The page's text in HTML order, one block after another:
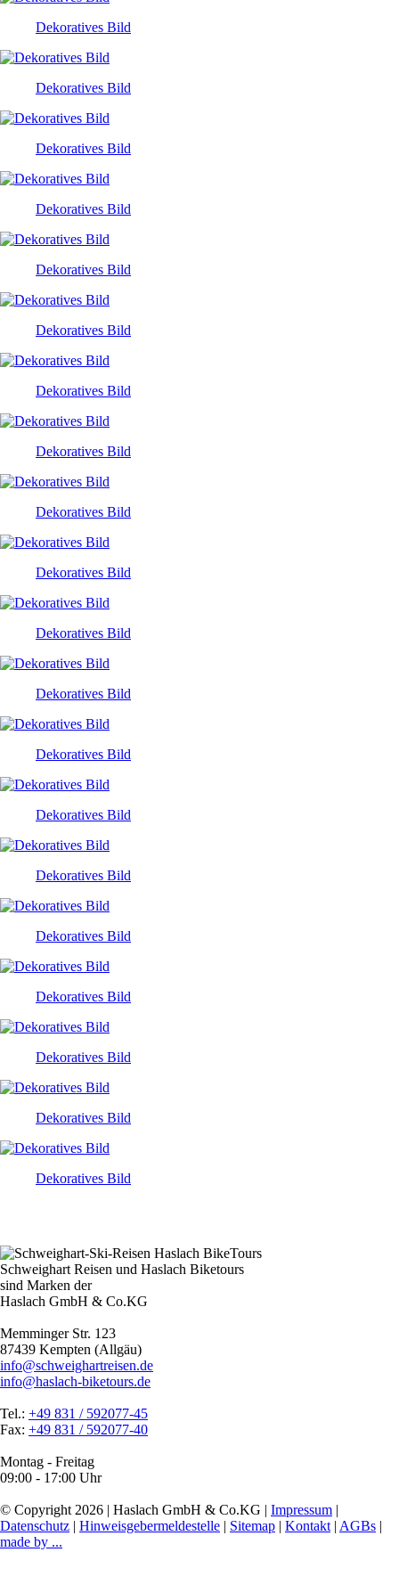
Dekoratives Bild
Dekoratives Bild
Dekoratives Bild
Dekoratives Bild
Dekoratives Bild
Dekoratives Bild
Dekoratives Bild
Dekoratives Bild
Dekoratives Bild
Dekoratives Bild
Dekoratives Bild
Dekoratives Bild
Dekoratives Bild
Dekoratives Bild
Dekoratives Bild
Dekoratives Bild
Dekoratives Bild
Dekoratives Bild
Dekoratives Bild
Dekoratives Bild
Schweighart Reisen und Haslach Biketours
sind Marken der
Haslach GmbH & Co.KG
Memminger Str. 123
87439 Kempten (Allgäu)
info@schweighartreisen.de
info@haslach-biketours.de
Tel.: +49 831 / 592077-45
Fax: +49 831 / 592077-40
Montag - Freitag
09:00 - 17:00 Uhr
© Copyright 2026 | Haslach GmbH & Co.KG | Impressum |
Datenschutz | Hinweisgebermeldestelle | Sitemap | Kontakt | AGBs |
made by ...